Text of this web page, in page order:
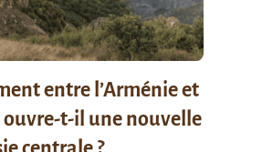
entre l’Arménie et
ouvre-t-il une nouvelle